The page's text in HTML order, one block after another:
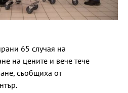
65 случая на
на цените и вече тече
съобщиха от